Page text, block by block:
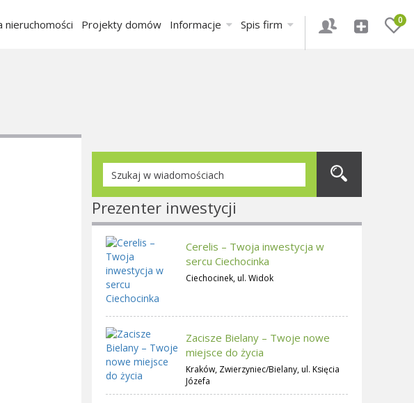
0
nieruchomości Projekty domów Informacje Spis firm
Prezenter inwestycji
Cerelis – Twoja inwestycja w
sercu Ciechocinka
Ciechocinek, ul. Widok
Zacisze Bielany – Twoje nowe
miejsce do życia
Kraków, Zwierzyniec/Bielany, ul. Księcia
Józefa